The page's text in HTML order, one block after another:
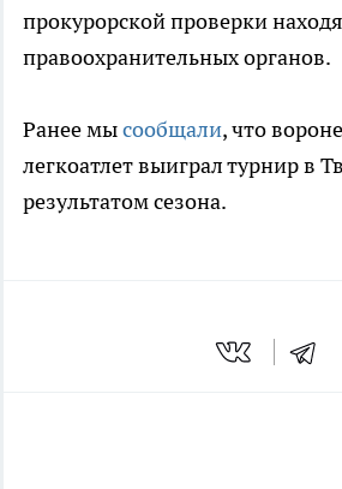
прокурорской проверки
правоохранительных органов.
Ранее мысообщали, что
легкоатлет выиграл турнир в
результатом сезона.